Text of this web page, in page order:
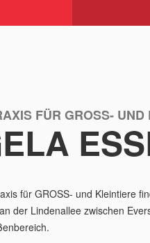
FÜR GROSS- UND
für GROSS- und Kleintiere
der Lindenallee zwischen